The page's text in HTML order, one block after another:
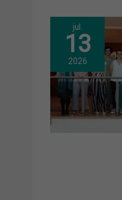
jul.
13
2026